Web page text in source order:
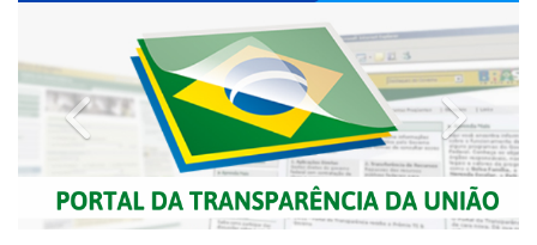
Previous Next